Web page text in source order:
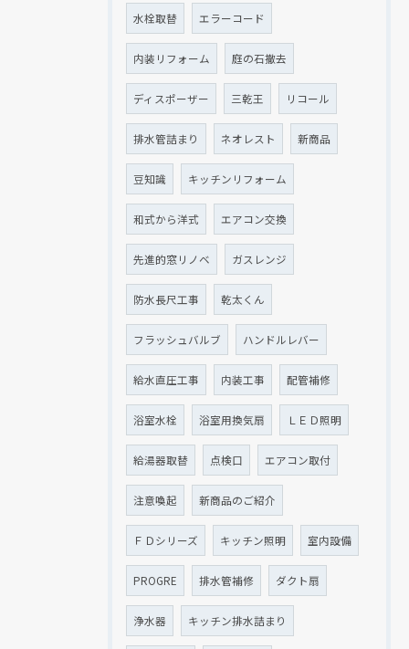
水栓取替 エラーコード
内装リフォーム 庭の石撤去
ディスポーザー 三乾王 リコール
排水管詰まり ネオレスト 新商品
豆知識 キッチンリフォーム
和式から洋式 エアコン交換
先進的窓リノベ ガスレンジ
防水長尺工事 乾太くん
フラッシュバルブ ハンドルレバー
給水直圧工事 内装工事 配管補修
浴室水栓 浴室用換気扇 ＬＥＤ照明
給湯器取替 点検口 エアコン取付
注意喚起 新商品のご紹介
ＦＤシリーズ キッチン照明 室内設備
PROGRE 排水管補修 ダクト扇
浄水器 キッチン排水詰まり